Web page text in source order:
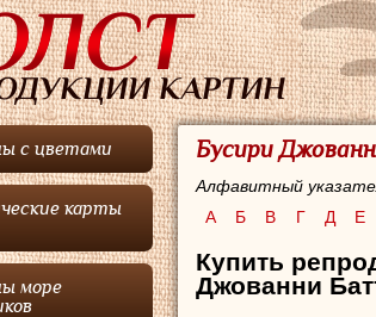
с цветами
карты
море
Бусири
Алфавитный
А
Б В Г Д Е
Купить
Джованни